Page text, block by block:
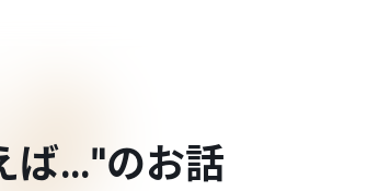
ば…"のお話